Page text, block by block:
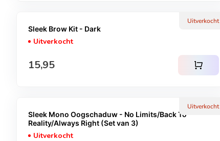
Uitverkocht
Sleek Brow Kit - Dark
Uitverkocht
Normale prijs
15,95 shopping_cart
Uitverkocht
Sleek Mono Oogschaduw - No Limits/Back To
Reality/Always Right (Set van 3)
Uitverkocht